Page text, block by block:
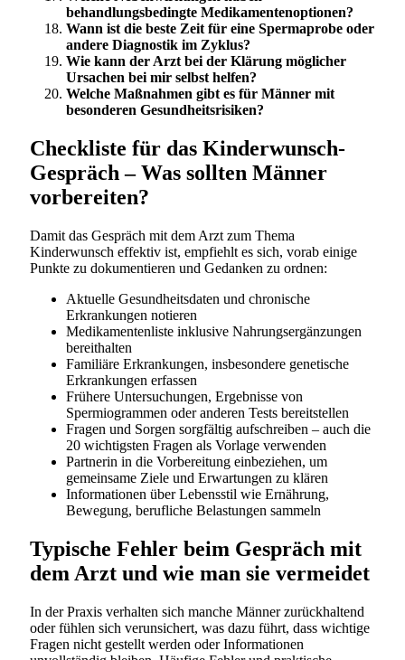
behandlungsbedingte Medikamentenoptionen?
Wann ist die beste Zeit für eine Spermaprobe oder
andere Diagnostik im Zyklus?
Wie kann der Arzt bei der Klärung möglicher
Ursachen bei mir selbst helfen?
Welche Maßnahmen gibt es für Männer mit
besonderen Gesundheitsrisiken?
Checkliste für das Kinderwunsch-
Gespräch – Was sollten Männer
vorbereiten?
Damit das Gespräch mit dem Arzt zum Thema
Kinderwunsch effektiv ist, empfiehlt es sich, vorab einige
Punkte zu dokumentieren und Gedanken zu ordnen:
Aktuelle Gesundheitsdaten und chronische
Erkrankungen notieren
Medikamentenliste inklusive Nahrungsergänzungen
bereithalten
Familiäre Erkrankungen, insbesondere genetische
Erkrankungen erfassen
Frühere Untersuchungen, Ergebnisse von
Spermiogrammen oder anderen Tests bereitstellen
Fragen und Sorgen sorgfältig aufschreiben – auch die
20 wichtigsten Fragen als Vorlage verwenden
Partnerin in die Vorbereitung einbeziehen, um
gemeinsame Ziele und Erwartungen zu klären
Informationen über Lebensstil wie Ernährung,
Bewegung, berufliche Belastungen sammeln
Typische Fehler beim Gespräch mit
dem Arzt und wie man sie vermeidet
In der Praxis verhalten sich manche Männer zurückhaltend
oder fühlen sich verunsichert, was dazu führt, dass wichtige
Fragen nicht gestellt werden oder Informationen